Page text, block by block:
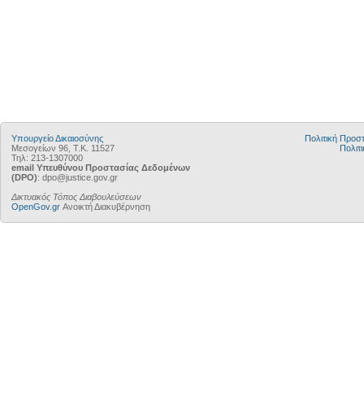
Υπουργείο Δικαιοσύνης
Μεσογείων 96, Τ.Κ. 11527
Τηλ: 213-1307000
email Υπευθύνου Προστασίας Δεδομένων
(DPO): dpo@justice.gov.gr
Δικτυακός Τόπος Διαβουλεύσεων
OpenGov.gr Ανοικτή Διακυβέρνηση
Πολιτική